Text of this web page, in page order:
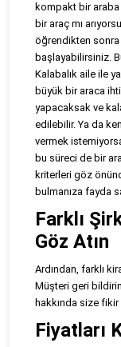
kompakt bir
bir araç mı
öğrendikten
başlayabilirsiniz.
Kalabalık aile ile
büyük bir araca
yapacaksak ve
edilebilir. Ya da
vermek
bu süreci de bir
kriterleri göz
bulmanıza fayda
Farklı
Göz Atın
Ardından, farklı
Müşteri geri
hakkında size
Fiyatları